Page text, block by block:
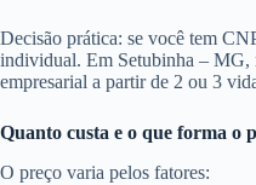
Decisão prática: se você tem
individual. Em Setubinha – MG,
empresarial a partir de 2 ou 3
Quanto custa e o que forma o
O preço varia pelos fatores: